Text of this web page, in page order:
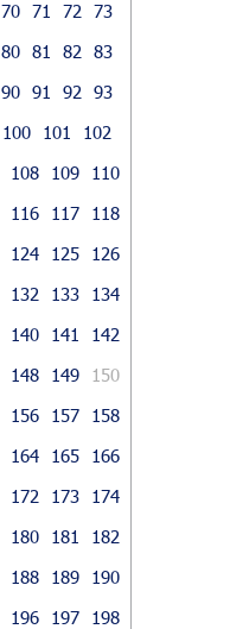
70 71 72
73
80 81 82
83
90 91 92
93
100 101
102
108 109
110
116 117
118
124 125
126
132 133
134
140 141
142
148 149
150
156 157
158
164 165
166
172 173
174
180 181
182
188 189
190
196 197
198